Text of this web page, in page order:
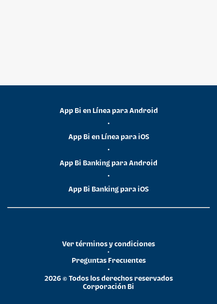
App Bi en Línea para Android
•
App Bi en Línea para iOS
•
App Bi Banking para Android
•
App Bi Banking para iOS
2026 © Todos los derechos reservados
Corporación Bi
•
Preguntas Frecuentes
•
Ver términos y condiciones